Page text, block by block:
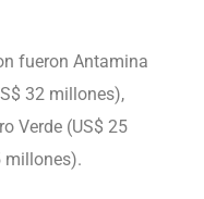
fueron Antamina
32 millones),
Verde (US$ 25
millones).